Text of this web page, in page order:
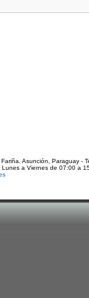
Asunción, Paraguay -
Lunes a Viernes de 07:00 a